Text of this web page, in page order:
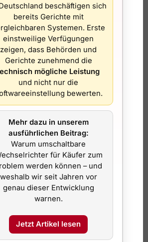
In den Warenkorb
-28%
Solarzaun mit 2 Modulen
Genehmigungsfrei
1.249,00CHF 899,00
inkl. 8,1 % MwSt.
In den Warenkorb
beschäftigen sich
bereits Gerichte mit
Systemen. Erste
einstweilige Verfügungen
zeigen, dass Behörden und
Gerichte zunehmend die
mögliche Leistung
und nicht nur die
bewerten.
Mehr dazu in unserem
ausführlichen Beitrag:
Warum umschaltbare
für Käufer zum
werden können – und
weshalb wir seit Jahren vor
genau dieser Entwicklung
warnen.
Jetzt Artikel lesen